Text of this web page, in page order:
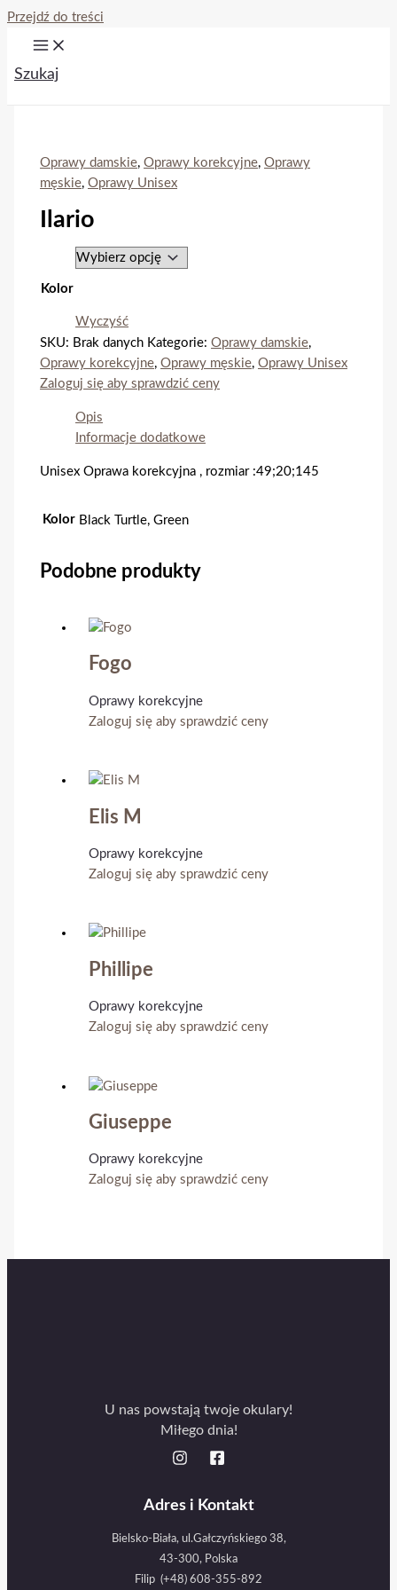
Przejdź do treści
Szukaj
Oprawy damskie,Oprawy korekcyjne,Oprawy
męskie,Oprawy Unisex
Ilario
Kolor
Wyczyść
SKU: Brak danych Kategorie:Oprawy damskie,
Oprawy korekcyjne,Oprawy męskie,Oprawy Unisex
Zaloguj się aby sprawdzić ceny
Opis
Informacje dodatkowe
Unisex Oprawa korekcyjna , rozmiar :49;20;145
Kolor Black Turtle, Green
Podobne produkty
Fogo
Oprawy korekcyjne
Zaloguj się aby sprawdzić ceny
Elis M
Oprawy korekcyjne
Zaloguj się aby sprawdzić ceny
Phillipe
Oprawy korekcyjne
Zaloguj się aby sprawdzić ceny
Giuseppe
Oprawy korekcyjne
Zaloguj się aby sprawdzić ceny
U nas powstają twoje okulary!
Miłego dnia!
Adres i Kontakt
Bielsko-Biała, ul.Gałczyńskiego 38,
43-300, Polska
Filip (+48) 608-355-892